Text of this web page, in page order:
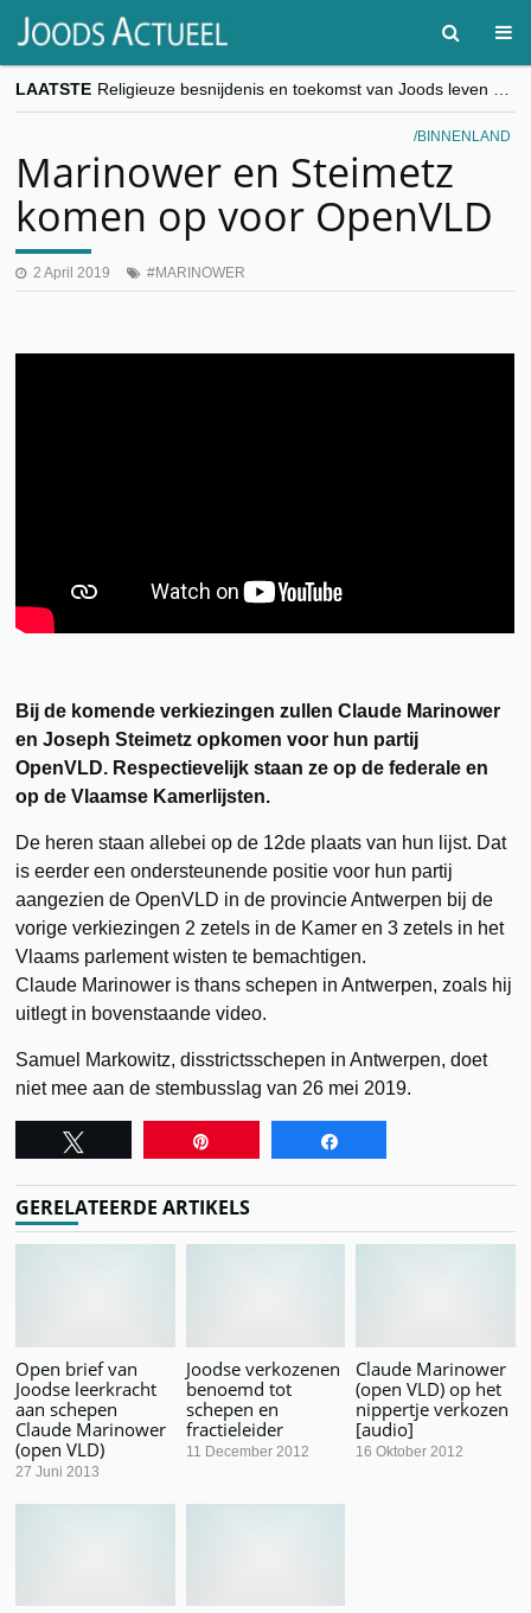
LAATSTE
“Besnijdenisdebat toont hoe moeilijk seculiere Westen minderheden begrijpt”, Jinnih Beels (Vooruit)
CITYTRIP | ROEMENIË – Boekarest: de verrassing van Oost-Europa
BINNENLAND
Marinower en Steimetz
komen op voor OpenVLD
2 April 2019 MARINOWER
Bij de komende verkiezingen zullen Claude Marinower
en Joseph Steimetz opkomen voor hun partij
OpenVLD. Respectievelijk staan ze op de federale en
op de Vlaamse Kamerlijsten.
De heren staan allebei op de 12de plaats van hun lijst. Dat
is eerder een ondersteunende positie voor hun partij
aangezien de OpenVLD in de provincie Antwerpen bij de
vorige verkiezingen 2 zetels in de Kamer en 3 zetels in het
Vlaams parlement wisten te bemachtigen.
Claude Marinower is thans schepen in Antwerpen, zoals hij
uitlegt in bovenstaande video.
Samuel Markowitz, disstrictsschepen in Antwerpen, doet
niet mee aan de stembusslag van 26 mei 2019.
GERELATEERDE ARTIKELS
Open brief van
Joodse leerkracht
aan schepen
Claude Marinower
(open VLD)
27 Juni 2013
Joodse verkozenen
benoemd tot
schepen en
fractieleider
11 December 2012
Claude Marinower
(open VLD) op het
nippertje verkozen
[audio]
16 Oktober 2012